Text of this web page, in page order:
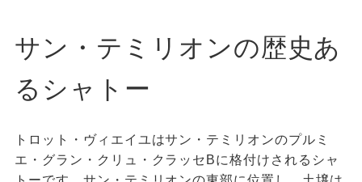
サン・テミリオンの歴史あ
るシャトー
トロット・ヴィエイユはサン・テミリオンのプルミ
エ・グラン・クリュ・クラッセBに格付けされるシャ